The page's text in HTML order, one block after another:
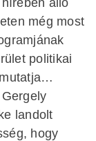
még most
politikai
landolt
hogy